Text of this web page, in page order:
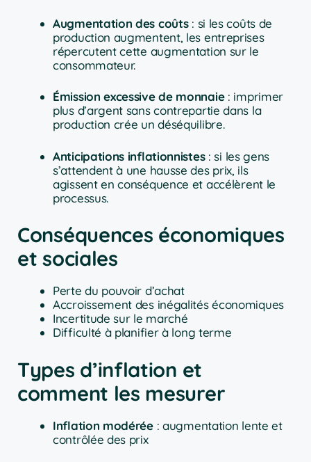
Augmentation des coûts: si les coûts de
production augmentent, les entreprises
répercutent cette augmentation sur le
consommateur.
Émission excessive de monnaie: imprimer
plus d’argent sans contrepartie dans la
production crée un déséquilibre.
Anticipations inflationnistes: si les gens
s’attendent à une hausse des prix, ils
agissent en conséquence et accélèrent le
processus.
Conséquences économiques
et sociales
Perte du pouvoir d’achat
Accroissement des inégalités économiques
Incertitude sur le marché
Difficulté à planifier à long terme
Types d’inflation et
comment les mesurer
Inflation modérée: augmentation lente et
contrôlée des prix